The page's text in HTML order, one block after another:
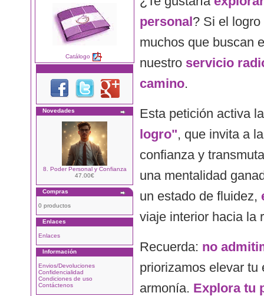
Catálogo
Novedades
8. Poder Personal y Confianza
47.00€
Compras
0 productos
Enlaces
Enlaces
Información
Envios/Devoluciones
Confidencialidad
Condiciones de uso
Contáctenos
personal? Si el
muchos que buscan
nuestro servicio
camino.
Esta petición activa
logro", que invita a
confianza y
una mentalidad
un estado de fluidez,
viaje interior hacia la
Recuerda: no
priorizamos elevar
armonía. Explora tu